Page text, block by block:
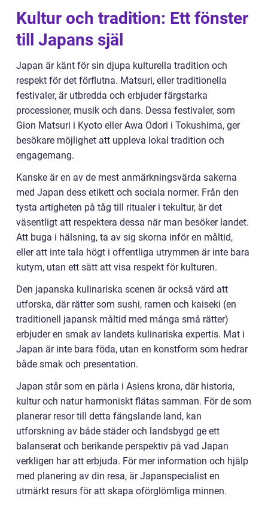
Kultur och tradition: Ett fönster
till Japans själ
Japan är känt för sin djupa kulturella tradition och
respekt för det förflutna. Matsuri, eller traditionella
festivaler, är utbredda och erbjuder färgstarka
processioner, musik och dans. Dessa festivaler, som
Gion Matsuri i Kyoto eller Awa Odori i Tokushima, ger
besökare möjlighet att uppleva lokal tradition och
engagemang.
Kanske är en av de mest anmärkningsvärda sakerna
med Japan dess etikett och sociala normer. Från den
tysta artigheten på tåg till ritualer i tekultur, är det
väsentligt att respektera dessa när man besöker landet.
Att buga i hälsning, ta av sig skorna inför en måltid,
eller att inte tala högt i offentliga utrymmen är inte bara
kutym, utan ett sätt att visa respekt för kulturen.
Den japanska kulinariska scenen är också värd att
utforska, där rätter som sushi, ramen och kaiseki (en
traditionell japansk måltid med många små rätter)
erbjuder en smak av landets kulinariska expertis. Mat i
Japan är inte bara föda, utan en konstform som hedrar
både smak och presentation.
Japan står som en pärla i Asiens krona, där historia,
kultur och natur harmoniskt flätas samman. För de som
planerar resor till detta fängslande land, kan
utforskning av både städer och landsbygd ge ett
balanserat och berikande perspektiv på vad Japan
verkligen har att erbjuda. För mer information och hjälp
med planering av din resa, är Japanspecialist en
utmärkt resurs för att skapa oförglömliga minnen.